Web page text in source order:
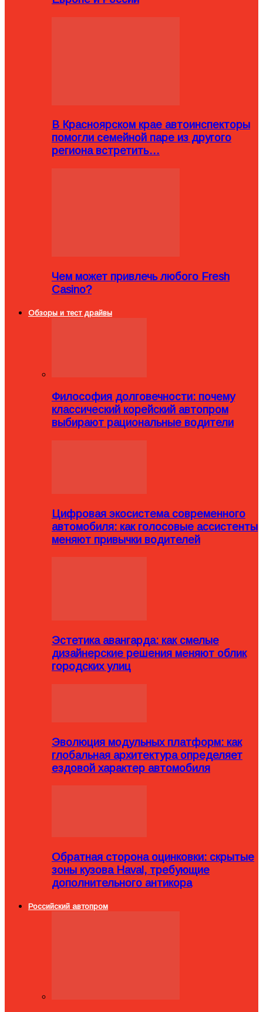
В Красноярском крае автоинспекторы
помогли семейной паре из другого
региона встретить…
Чем может привлечь любого Fresh
Casino?
Обзоры и тест драйвы
Философия долговечности: почему
классический корейский автопром
выбирают рациональные водители
Цифровая экосистема современного
автомобиля: как голосовые ассистенты
меняют привычки водителей
Эстетика авангарда: как смелые
дизайнерские решения меняют облик
городских улиц
Эволюция модульных платформ: как
глобальная архитектура определяет
ездовой характер автомобиля
Обратная сторона оцинковки: скрытые
зоны кузова Haval, требующие
дополнительного антикора
Российский автопром